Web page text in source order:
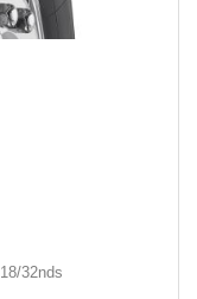
18/32nds